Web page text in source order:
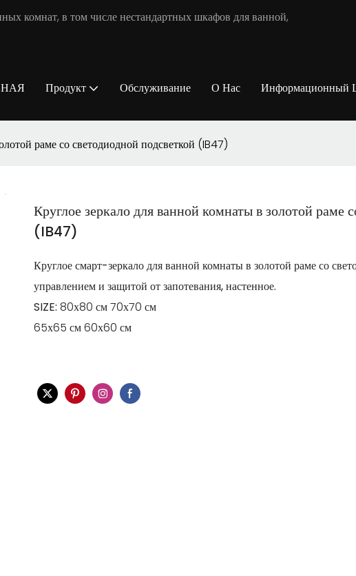
комнат, в том числе нестандартных шкафов для ванной,
Продукт Обслуживание О Нас Информационный
раме со светодиодной подсветкой (IB47)
Круглое зеркало для ванной комнаты в золотой раме
(IB47)
Круглое смарт-зеркало для ванной комнаты в золотой раме со
управлением и защитой от запотевания, настенное.
SIZE: 80х80 см 70х70 см
65х65 см 60х60 см